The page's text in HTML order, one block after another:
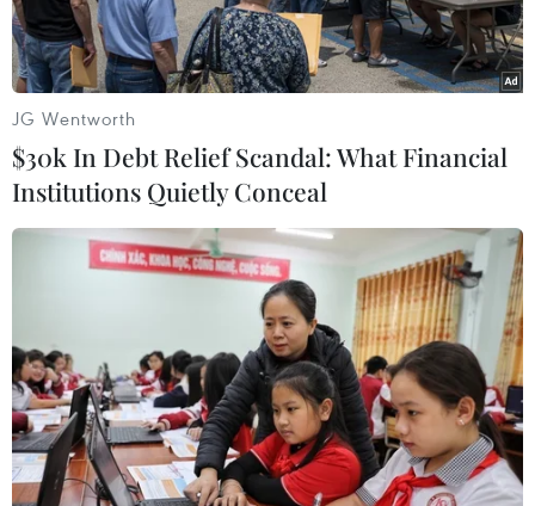
JG Wentworth
$30k In Debt Relief Scandal: What Financial
Institutions Quietly Conceal